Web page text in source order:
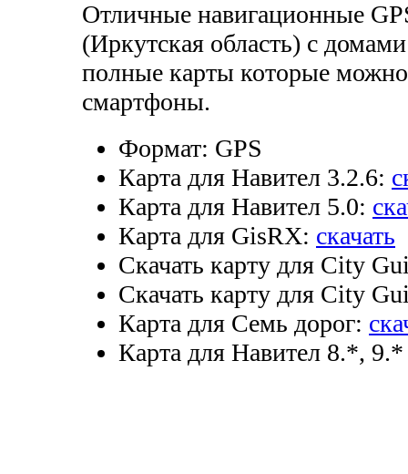
Отличные навигационные
(Иркутская область) с
полные карты которые можно
смартфоны.
Формат: GPS
Карта для Навител 3.2.6:
Карта для Навител 5.0:
Карта для GisRX: скачать
Скачать карту для City
Скачать карту для City
Карта для Семь дорог:
Карта для Навител 8.*,